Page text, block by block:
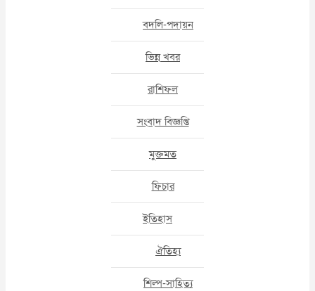
বদলি-পদায়ন
ভিন্ন খবর
রাশিফল
সংবাদ বিজ্ঞপ্তি
মুক্তমত
ফিচার
ইতিহাস
ঐতিহ্য
শিল্প-সাহিত্য